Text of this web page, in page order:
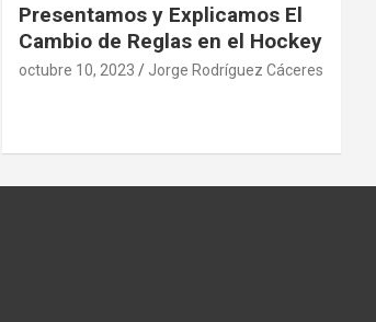
Presentamos y Explicamos El
Cambio de Reglas en el Hockey
octubre 10, 2023 Jorge Rodríguez Cáceres